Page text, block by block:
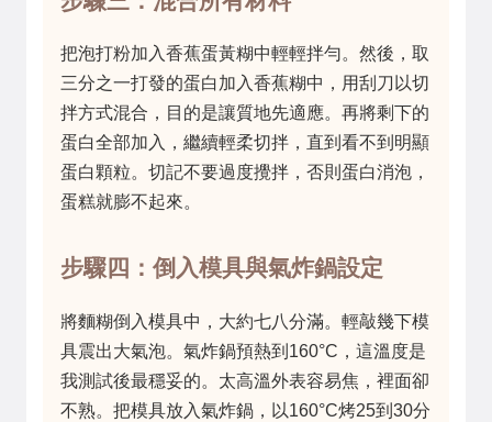
把泡打粉加入香蕉蛋黃糊中輕輕拌勻。然後，取
三分之一打發的蛋白加入香蕉糊中，用刮刀以切
拌方式混合，目的是讓質地先適應。再將剩下的
蛋白全部加入，繼續輕柔切拌，直到看不到明顯
蛋白顆粒。切記不要過度攪拌，否則蛋白消泡，
蛋糕就膨不起來。
步驟四：倒入模具與氣炸鍋設定
將麵糊倒入模具中，大約七八分滿。輕敲幾下模
具震出大氣泡。氣炸鍋預熱到160°C，這溫度是
我測試後最穩妥的。太高溫外表容易焦，裡面卻
不熟。把模具放入氣炸鍋，以160°C烤25到30分